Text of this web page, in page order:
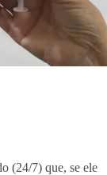
(24/7) que, se ele